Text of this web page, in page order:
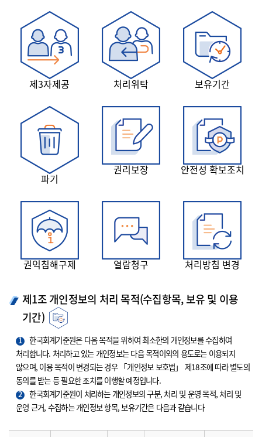
제3자제공 처리위탁 보유기간
파기
권리보장 안전성 확보조치
권익침해구제 열람청구 처리방침 변경
제1조 개인정보의 처리 목적(수집항목, 보유 및 이용
기간)
1
한국회계기준원은 다음 목적을 위하여 최소한의 개인정보를 수집하여
처리합니다. 처리하고 있는 개인정보는 다음 목적이외의 용도로는 이용되지
않으며, 이용 목적이 변경되는 경우 「개인정보 보호법」 제18조에 따라 별도의
동의를 받는 등 필요한 조치를 이행할 예정입니다.
2
한국회계기준원이 처리하는 개인정보의 구분, 처리 및 운영 목적, 처리 및
운영 근거, 수집하는 개인정보 항목, 보유기간은 다음과 같습니다